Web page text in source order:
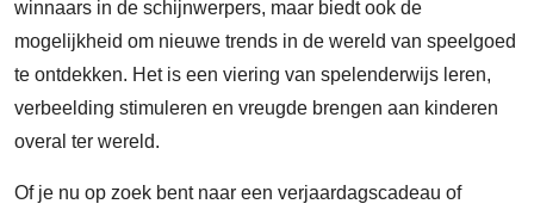
winnaars in de schijnwerpers, maar biedt ook de
mogelijkheid om nieuwe trends in de wereld van speelgoed
te ontdekken. Het is een viering van spelenderwijs leren,
verbeelding stimuleren en vreugde brengen aan kinderen
overal ter wereld.
Of je nu op zoek bent naar een verjaardagscadeau of